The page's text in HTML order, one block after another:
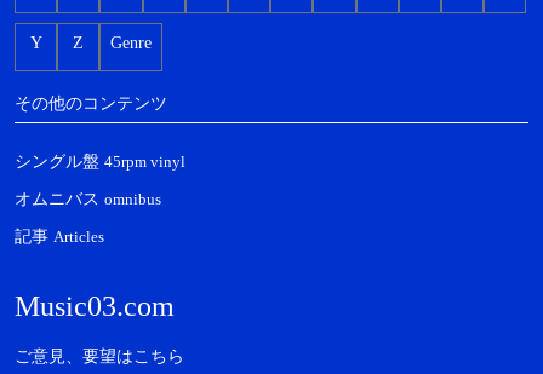
Y Z Genre
その他のコンテンツ
シングル盤 45rpm vinyl
オムニバス omnibus
記事 Articles
Music03.com
ご意見、要望はこちら